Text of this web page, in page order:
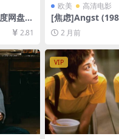
网盘
清未
中字]2.81
欧美 高清电影
[焦虑]Angst
+夸克网盘1080P
资源][网盘在线
4/5.9GB][中文字
2 月前
VIP